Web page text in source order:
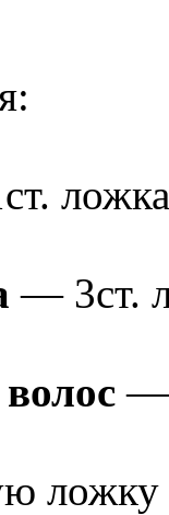
— 3ст.
—